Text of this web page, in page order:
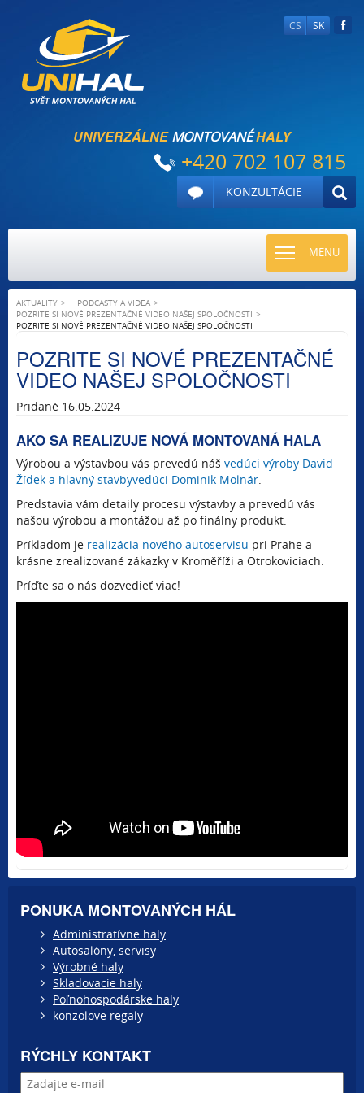
CS SK
UNIVERZÁLNEMONTOVANÉHALY
+420 702 107 815
KONZULTÁCIE
MENU
TOGGLE
AKTUALITY
PODCASTY A VIDEA
POZRITE SI NOVÉ PREZENTAČNÉ VIDEO NAŠEJ SPOLOČNOSTI
POZRITE SI NOVÉ PREZENTAČNÉ VIDEO NAŠEJ SPOLOČNOSTI
POZRITE SI NOVÉ PREZENTAČNÉ
VIDEO NAŠEJ SPOLOČNOSTI
Pridané 16.05.2024
AKO SA REALIZUJE NOVÁ MONTOVANÁ HALA
Výrobou a výstavbou vás prevedú náš vedúci výroby David
Žídek a hlavný stavbyvedúci Dominik Molnár.
Predstavia vám detaily procesu výstavby a prevedú vás
našou výrobou a montážou až po finálny produkt.
Príkladom je realizácia nového autoservisu pri Prahe a
krásne zrealizované zákazky v Kroměříži a Otrokoviciach.
Príďte sa o nás dozvedieť viac!
PONUKA MONTOVANÝCH HÁL
Administratívne haly
Autosalóny, servisy
Výrobné haly
Skladovacie haly
Poľnohospodárske haly
konzolove regaly
RÝCHLY KONTAKT